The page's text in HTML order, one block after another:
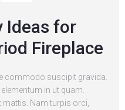
Ideas for
Fireplace
commodo suscipit gravida.
in ut quam.
Nam turpis orci,